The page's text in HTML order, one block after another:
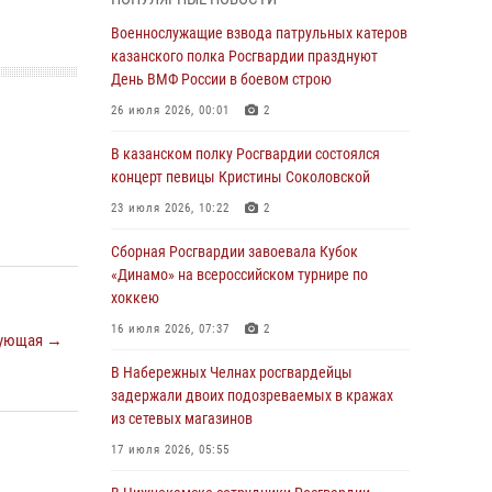
→
Военнослужащие взвода патрульных катеров
казанского полка Росгвардии празднуют
День ВМФ России в боевом строю
26 июля 2026, 00:01 2
«бронзу» в окружном этапе конкурса
профессионального мастерства
24 июля 2026, 15:05 4
В казанском полку Росгвардии состоялся
концерт певицы Кристины Соколовской
23 июля 2026, 10:22
задержали подозреваемого в краже
23 июля 2026, 06:47
В Казани Росгвардия приняла участие в
Военнослужащие взвода патрульных катеров
казанского полка Росгвардии празднуют
День ВМФ России в боевом строю
26 июля 2026, 00:01 2
В казанском полку Росгвардии состоялся
концерт певицы Кристины Соколовской
23 июля 2026, 10:22 2
Сборная Росгвардии завоевала Кубок
«Динамо» на всероссийском турнире по
хоккею
16 июля 2026, 07:37 2
В Набережных Челнах росгвардейцы
задержали двоих подозреваемых в кражах
из сетевых магазинов
17 июля 2026, 05:55